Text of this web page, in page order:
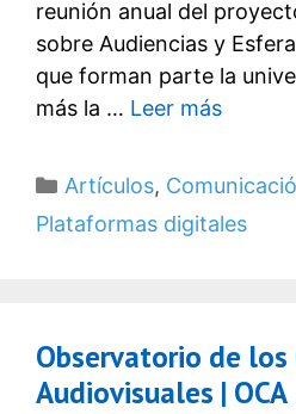
reunión anual del
sobre Audiencias y
que forman parte la
más la … Leer más
Categorías
Artículos,
Plataformas digitales
Observatorio de los
Audiovisuales | OCA